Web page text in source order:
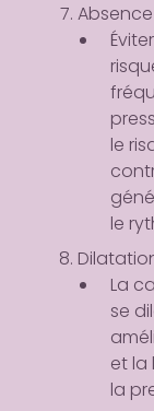
le
le
La
se
et la
la